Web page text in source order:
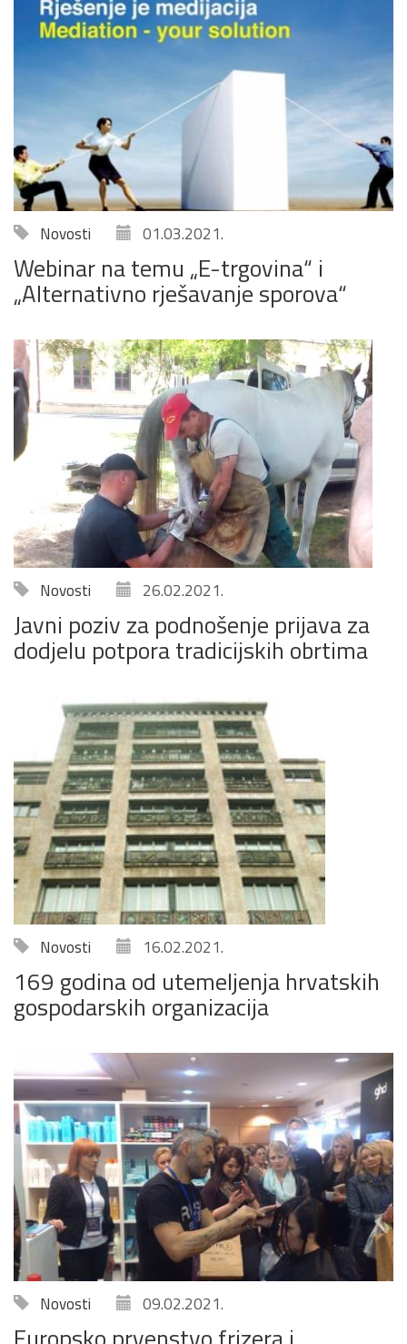
Novosti 01.03.2021.
Webinar na temu „E-trgovina“ i
„Alternativno rješavanje sporova“
Novosti 26.02.2021.
Javni poziv za podnošenje prijava za
dodjelu potpora tradicijskih obrtima
Novosti 16.02.2021.
169 godina od utemeljenja hrvatskih
gospodarskih organizacija
Novosti 09.02.2021.